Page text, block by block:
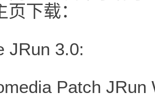
页下载：
JRun 3.0:
Patch JRun